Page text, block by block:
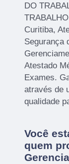
DO
Curitiba,
Segurança
Atestado
Exames.
através de
qualidade
Você
quem